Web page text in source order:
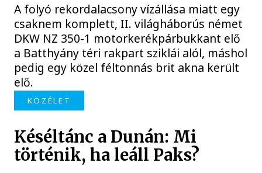
A folyó rekordalacsony vízállása miatt egy
csaknem komplett, II. világháborús német
DKW NZ 350-1 motorkerékpárbukkant elő
a Batthyány téri rakpart sziklái alól, máshol
pedig egy közel féltonnás brit akna került
elő.
KÖZÉLET
Késéltánc a Dunán: Mi
történik, ha leáll Paks?